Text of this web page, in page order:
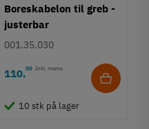
Boreskabelon til greb -
justerbar
001.35.030
110,00 Inkl. moms
10 stk på lager